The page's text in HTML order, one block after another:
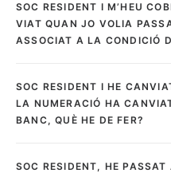
SOC RESIDENT I M’HEU
VIAT QUAN JO VOLIA
ASSOCIAT A LA CONDICIÓ
SOC RESIDENT I HE
LA NUMERACIÓ HA
BANC, QUÈ HE DE FER?
SOC RESIDENT, HE PASSAT